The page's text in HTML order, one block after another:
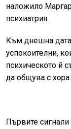
наложило
психиатрия.
Към днешна
успокоителни,
психическото й
да общува с хора.
Първите